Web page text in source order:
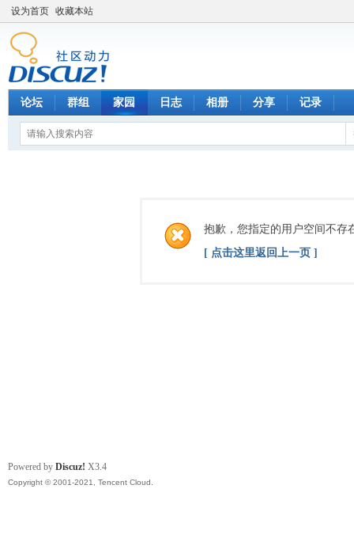
设为首页 收藏本站
论坛 群组 家园 日志 相册 分享 记录
抱歉，您指定的用户空间不存
[ 点击这里返回上一页 ]
Powered by Discuz! X3.4
Copyright © 2001-2021, Tencent Cloud.